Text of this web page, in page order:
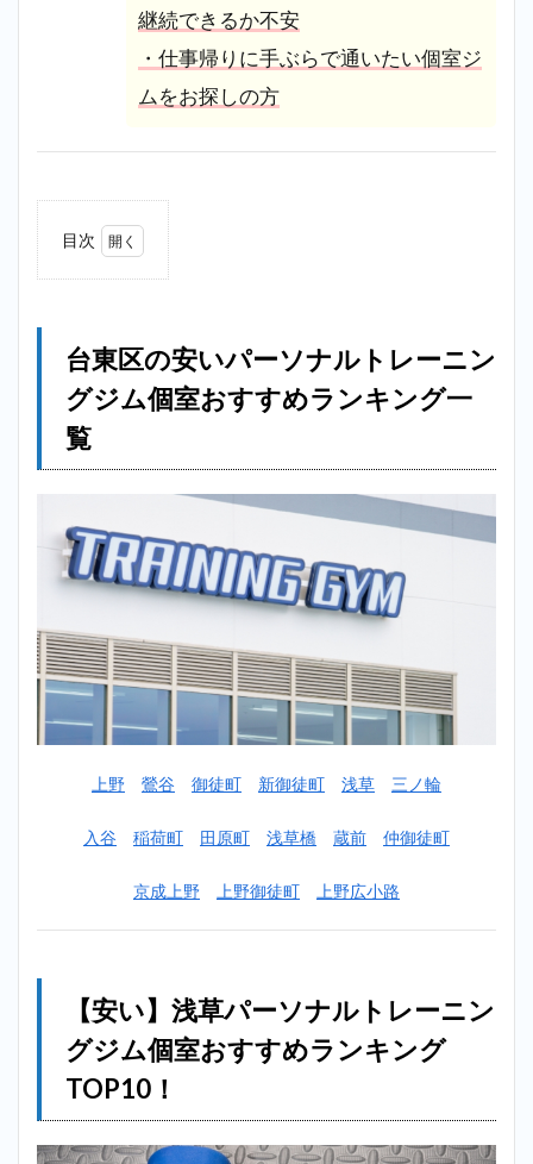
継続できるか不安
・仕事帰りに手ぶらで通いたい個室ジ
ムをお探しの方
目次
パー
ルト
レー
ニン
グジ
すす
めラ
ンキ
ング
2
【安い】
浅草パー
ソナルト
レーニン
室おすす
TOP10！
1位：
（OUTLINE）
2位：
エク
ササ
イズ
コー
チ＿
浅草
台東区の安いパーソナルトレーニン
グジム個室おすすめランキング一
覧
上野 鶯谷 御徒町 新御徒町 浅草 三ノ輪
入谷 稲荷町 田原町 浅草橋 蔵前 仲御徒町
京成上野 上野御徒町 上野広小路
【安い】浅草パーソナルトレーニン
グジム個室おすすめランキング
TOP10！